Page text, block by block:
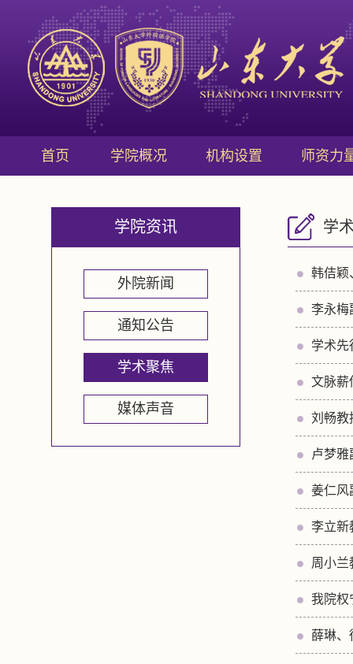
首页 学院概况 机构设置 师资力
学院资讯
外院新闻
通知公告
学术聚焦
媒体声音
学
韩佶颖
李永梅
学术先
文脉薪
刘畅教
卢梦
姜仁风
李立新
周小兰
我院权
薛琳、